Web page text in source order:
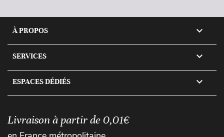
À PROPOS 
SERVICES 
ESPACES DÉDIÉS 
Livraison à partir de 0,01€